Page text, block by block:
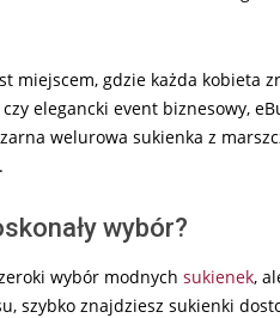
miejscem, gdzie każda kobieta
elegancki event biznesowy,
welurowa sukienka z
wybór?
wybór modnych sukienek,
szybko znajdziesz sukienki